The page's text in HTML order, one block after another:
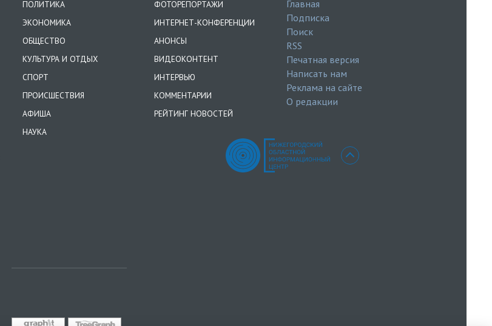
ПОЛИТИКА
ЭКОНОМИКА
ОБЩЕСТВО
КУЛЬТУРА И ОТДЫХ
СПОРТ
ПРОИСШЕСТВИЯ
АФИША
НАУКА
ФОТОРЕПОРТАЖИ
ИНТЕРНЕТ-КОНФЕРЕНЦИИ
АНОНСЫ
ВИДЕОКОНТЕНТ
ИНТЕРВЬЮ
КОММЕНТАРИИ
РЕЙТИНГ НОВОСТЕЙ
Главная
Подписка
Поиск
RSS
Печатная версия
Написать нам
Реклама на сайте
О редакции